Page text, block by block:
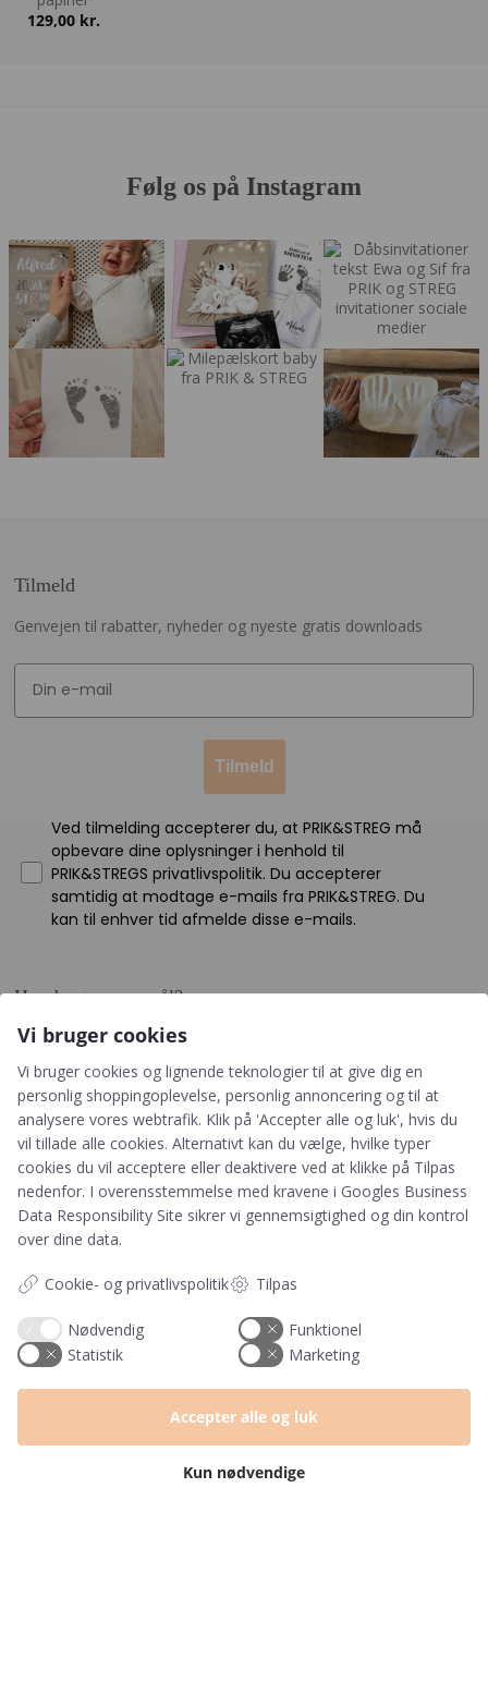
129,00 kr.
Følg os på Instagram
Har du et spørgsmål?
Du kan kontakte vores kundeservice på:
+45 60 15 72 04
Telefon & mail besvares I tidsrummet:
Mandag – Fredag: 10.00 – 15.00
kundeservice@prikogstreg.dk
Information
Handelsbetingelser og FAQ
Persondatapolitik
Tilmeld
Genvejen til rabatter, nyheder og nyeste gratis downloads
Tilmeld
Ved tilmelding accepterer du, at PRIK&STREG må
opbevare dine oplysninger i henhold til
PRIK&STREGS privatlivspolitik. Du accepterer
samtidig at modtage e-mails fra PRIK&STREG. Du
kan til enhver tid afmelde disse e-mails.
Vi bruger cookies
Vi bruger cookies og lignende teknologier til at give dig en
personlig shoppingoplevelse, personlig annoncering og til at
analysere vores webtrafik. Klik på 'Accepter alle og luk', hvis du
vil tillade alle cookies. Alternativt kan du vælge, hvilke typer
cookies du vil acceptere eller deaktivere ved at klikke på Tilpas
nedenfor. I overensstemmelse med kravene i Googles Business
Data Responsibility Site sikrer vi gennemsigtighed og din kontrol
over dine data.
Cookie- og privatlivspolitik Tilpas
Nødvendig
Funktionel
Statistik
Marketing
Kun nødvendige
Accepter alle og luk